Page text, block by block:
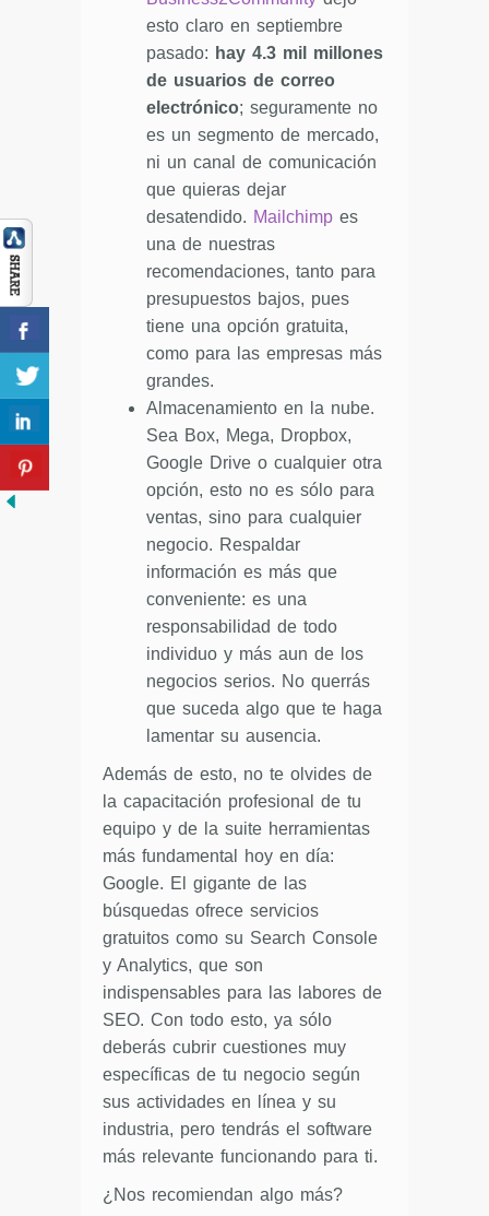
esto claro en septiembre
pasado: hay 4.3 mil millones
de usuarios de correo
electrónico; seguramente no
es un segmento de mercado,
ni un canal de comunicación
que quieras dejar
desatendido. Mailchimp es
una de nuestras
recomendaciones, tanto para
presupuestos bajos, pues
tiene una opción gratuita,
como para las empresas más
grandes.
Almacenamiento en la nube.
Sea Box, Mega, Dropbox,
Google Drive o cualquier otra
opción, esto no es sólo para
ventas, sino para cualquier
negocio. Respaldar
información es más que
conveniente: es una
responsabilidad de todo
individuo y más aun de los
negocios serios. No querrás
que suceda algo que te haga
lamentar su ausencia.
Además de esto, no te olvides de
la capacitación profesional de tu
equipo y de la suite herramientas
más fundamental hoy en día:
Google. El gigante de las
búsquedas ofrece servicios
gratuitos como su Search Console
y Analytics, que son
indispensables para las labores de
SEO. Con todo esto, ya sólo
deberás cubrir cuestiones muy
específicas de tu negocio según
sus actividades en línea y su
industria, pero tendrás el software
más relevante funcionando para ti.
¿Nos recomiendan algo más?